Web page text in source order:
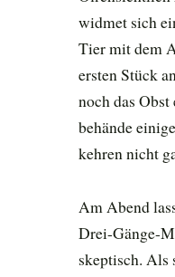
widmet sich
Tier mit dem
ersten Stück
noch das
behände
kehren nicht
Am Abend
Drei-Gänge-
skeptisch. Als